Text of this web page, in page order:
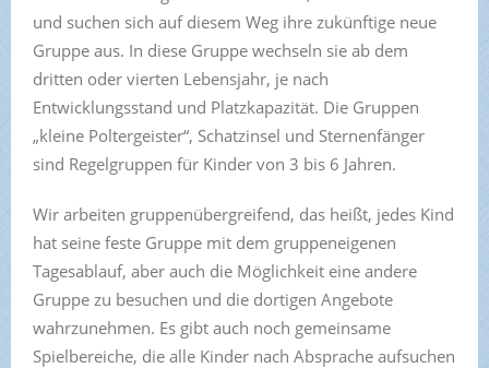
und suchen sich auf diesem Weg ihre zukünftige neue
Gruppe aus. In diese Gruppe wechseln sie ab dem
dritten oder vierten Lebensjahr, je nach
Entwicklungsstand und Platzkapazität. Die Gruppen
„kleine Poltergeister“, Schatzinsel und Sternenfänger
sind Regelgruppen für Kinder von 3 bis 6 Jahren.
Wir arbeiten gruppenübergreifend, das heißt, jedes Kind
hat seine feste Gruppe mit dem gruppeneigenen
Tagesablauf, aber auch die Möglichkeit eine andere
Gruppe zu besuchen und die dortigen Angebote
wahrzunehmen. Es gibt auch noch gemeinsame
Spielbereiche, die alle Kinder nach Absprache aufsuchen